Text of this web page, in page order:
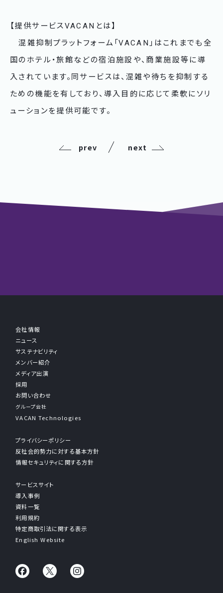
【提供サービスVACANとは】
混雑抑制プラットフォーム「VACAN」はこれまでも全
国のホテル・旅館などの宿泊施設や、商業施設等に導
入されています。同サービスは、混雑や待ちを抑制する
ための機能を有しており、導入目的に応じて柔軟にソリ
ューションを提供可能です。
prev next
会社情報
ニュース
サステナビリティ
メンバー紹介
メディア出演
採用
お問い合わせ
グループ会社
VACAN Technologies
プライバシーポリシー
反社会的勢力に対する基本方針
情報セキュリティに関する方針
サービスサイト
導入事例
資料一覧
利用規約
特定商取引法に関する表示
English Website